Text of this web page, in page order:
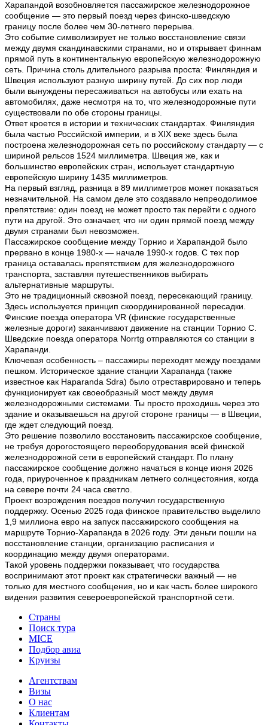
Харапандой возобновляется пассажирское железнодорожное
сообщение — это первый поезд через финско-шведскую
границу после более чем 30-летнего перерыва.
Это событие символизирует не только восстановление связи
между двумя скандинавскими странами, но и открывает финнам
прямой путь в континентальную европейскую железнодорожную
сеть. Причина столь длительного разрыва проста: Финляндия и
Швеция используют разную ширину путей. До сих пор люди
были вынуждены пересаживаться на автобусы или ехать на
автомобилях, даже несмотря на то, что железнодорожные пути
существовали по обе стороны границы.
Ответ кроется в истории и технических стандартах. Финляндия
была частью Российской империи, и в XIX веке здесь была
построена железнодорожная сеть по российскому стандарту — с
шириной рельсов 1524 миллиметра. Швеция же, как и
большинство европейских стран, использует стандартную
европейскую ширину 1435 миллиметров.
На первый взгляд, разница в 89 миллиметров может показаться
незначительной. На самом деле это создавало непреодолимое
препятствие: один поезд не может просто так перейти с одного
пути на другой. Это означает, что ни один прямой поезд между
двумя странами был невозможен.
Пассажирское сообщение между Торнио и Харапандой было
прервано в конце 1980-х — начале 1990-х годов. С тех пор
граница оставалась препятствием для железнодорожного
транспорта, заставляя путешественников выбирать
альтернативные маршруты.
Это не традиционный сквозной поезд, пересекающий границу.
Здесь используется принцип скоординированной пересадки.
Финские поезда оператора VR (финские государственные
железные дороги) заканчивают движение на станции Торнио C.
Шведские поезда оператора Norrtg отправляются со станции в
Харапанди.
Ключевая особенность – пассажиры переходят между поездами
пешком. Историческое здание станции Харапанда (также
известное как Haparanda Sdra) было отреставрировано и теперь
функционирует как своеобразный мост между двумя
железнодорожными системами. Ты просто проходишь через это
здание и оказываешься на другой стороне границы — в Швеции,
где ждет следующий поезд.
Это решение позволило восстановить пассажирское сообщение,
не требуя дорогостоящего переоборудования всей финской
железнодорожной сети в европейский стандарт. По плану
пассажирское сообщение должно начаться в конце июня 2026
года, приуроченное к праздникам летнего солнцестояния, когда
на севере почти 24 часа светло.
Проект возрождения поездов получил государственную
поддержку. Осенью 2025 года финское правительство выделило
1,9 миллиона евро на запуск пассажирского сообщения на
маршруте Торнио-Харапанда в 2026 году. Эти деньги пошли на
восстановление станции, организацию расписания и
координацию между двумя операторами.
Такой уровень поддержки показывает, что государства
воспринимают этот проект как стратегически важный — не
только для местного сообщения, но и как часть более широкого
видения развития североевропейской транспортной сети.
Страны
Поиск тура
MICE
Подбор авиа
Круизы
Агентствам
Визы
О нас
Клиентам